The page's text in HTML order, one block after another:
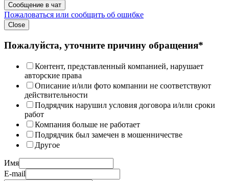
Сообщение в чат
Пожаловаться или сообщить об ошибке
Close
Пожалуйста, уточните причину обращения*
Контент, представленный компанией, нарушает
авторские права
Описание и/или фото компании не соответствуют
действительности
Подрядчик нарушил условия договора и/или сроки
работ
Компания больше не работает
Подрядчик был замечен в мошенничестве
Другое
Имя
E-mail